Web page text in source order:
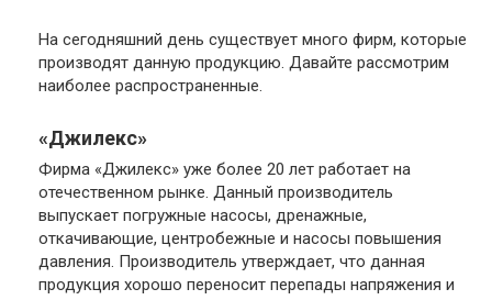
На сегодняшний день существует много фирм, которые
производят данную продукцию. Давайте рассмотрим
наиболее распространенные.
«Джилекс»
Фирма «Джилекс» уже более 20 лет работает на
отечественном рынке. Данный производитель
выпускает погружные насосы, дренажные,
откачивающие, центробежные и насосы повышения
давления. Производитель утверждает, что данная
продукция хорошо переносит перепады напряжения и